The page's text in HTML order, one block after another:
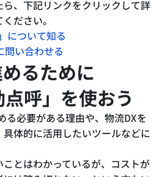
、下記リンクをクリックして詳
ださい。
について知る
い合わせる
るために
点呼」を使おう
る必要がある理由や、物流DXを
体的に活用したいツールなどに
ことはわかっているが、コストが